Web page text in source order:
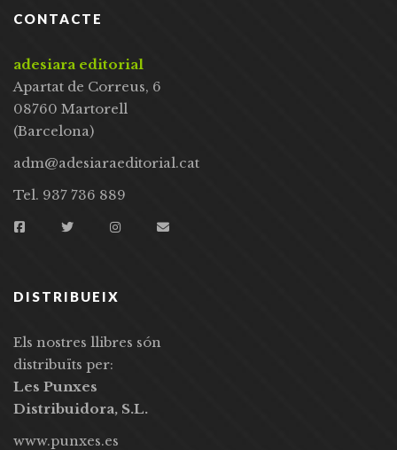
CONTACTE
adesiara editorial
Apartat de Correus, 6
08760 Martorell
(Barcelona)
adm@adesiaraeditorial.cat
Tel. 937 736 889
DISTRIBUEIX
Els nostres llibres són
distribuïts per:
Les Punxes
Distribuidora, S.L.
www.punxes.es